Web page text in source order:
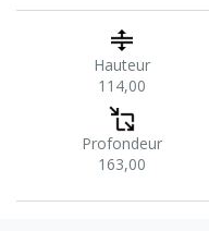
Hauteur
114,00
Profondeur
163,00